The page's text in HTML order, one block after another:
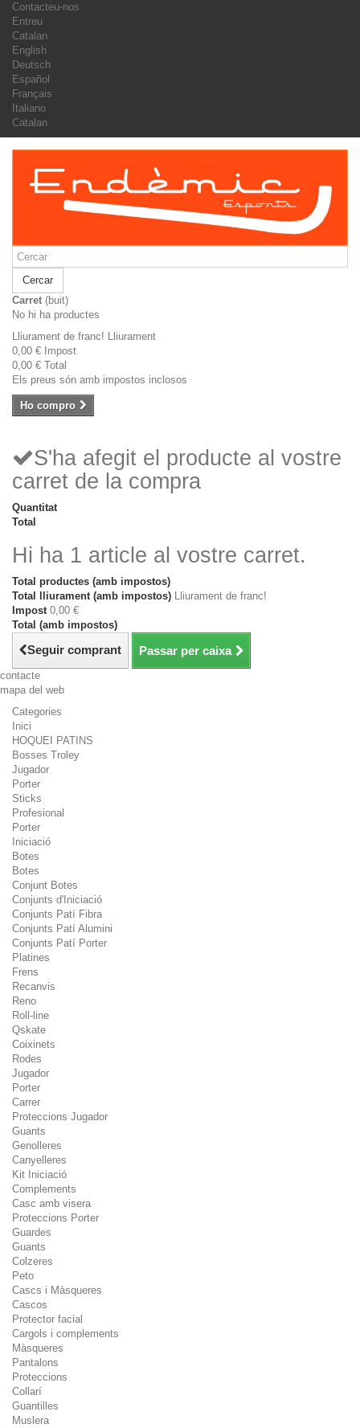
Contacteu-nos
Entreu
Catalan
English
Deutsch
Español
Français
Italiano
Catalan
Cercar
Carret (buit)
No hi ha productes
Lliurament de franc! Lliurament
0,00 € Impost
0,00 € Total
Els preus són amb impostos inclosos
Ho compro
S'ha afegit el producte al vostre
carret de la compra
Quantitat
Total
Hi ha 1 article al vostre carret.
Total productes (amb impostos)
Total lliurament (amb impostos) Lliurament de franc!
Impost 0,00 €
Total (amb impostos)
Seguir comprant Passar per caixa
contacte
mapa del web
Categories
Inici
HOQUEI PATINS
Bosses Troley
Jugador
Porter
Sticks
Profesional
Porter
Iniciació
Botes
Botes
Conjunt Botes
Conjunts d'Iniciació
Conjunts Patí Fibra
Conjunts Patí Alumini
Conjunts Patí Porter
Platines
Frens
Recanvis
Reno
Roll-line
Qskate
Coixinets
Rodes
Jugador
Porter
Carrer
Proteccions Jugador
Guants
Genolleres
Canyelleres
Kit Iniciació
Complements
Casc amb visera
Proteccions Porter
Guardes
Guants
Colzeres
Peto
Cascs i Màsqueres
Cascos
Protector facial
Cargols i complements
Màsqueres
Pantalons
Proteccions
Collarí
Guantilles
Muslera